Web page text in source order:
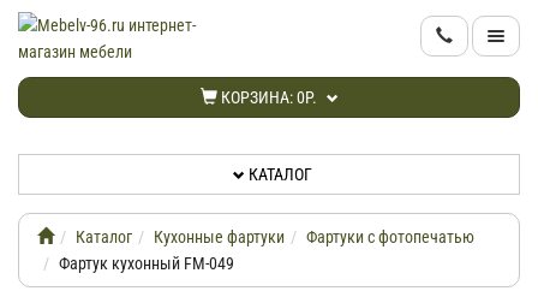
КОРЗИНА:0Р.
КАТАЛОГ
НОВИНКИ
ИНФОРМАЦИЯ
КАТАЛОГ
Каталог Кухонные фартуки
Фартуки с фотопечатью
Фартук кухонный FM-049